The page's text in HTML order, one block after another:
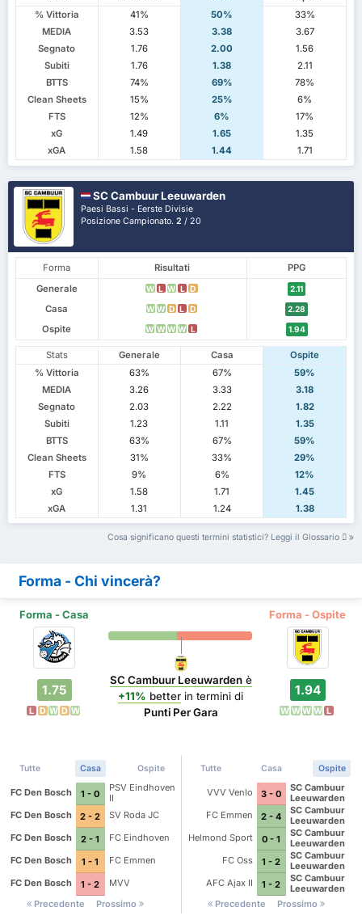
% Vittoria
41% 50%
33%
MEDIA
3.53 3.38
3.67
Segnato
1.76 2.00
1.56
Subiti
1.76 1.38
2.11
BTTS
74% 69%
78%
Clean Sheets
15% 25%
6%
FTS
12% 6%
17%
xG
1.49 1.65
1.35
xGA
1.58 1.44 1.71
SC Cambuur Leeuwarden
Paesi Bassi - Eerste Divisie
Posizione Campionato.2 / 20
Forma Risultati
PPG
Generale
W L W L D 2.11
Casa W W D L D 2.28
Ospite W W W W L 1.94
Stats Generale Casa
Ospite
% Vittoria
63% 67%
59%
MEDIA
3.26 3.33
3.18
Segnato
2.03 2.22
1.82
Subiti
1.23 1.11
1.35
BTTS
63% 67%
59%
Clean Sheets
31% 33%
29%
FTS
9% 6%
12%
xG
1.58 1.71
1.45
xGA
1.31 1.24 1.38
Cosa significano questi termini statistici? Leggi il Glossario
Forma - Chi vincerà?
Forma - Casa Forma - Ospite
1.75
L D W D W
SC Cambuur Leeuwardenè
+11% better in termini di
Punti Per Gara
1.94
W W W W L
Tutte Casa Ospite
FC Den Bosch 1 - 0
PSV Eindhoven
II
FC Den Bosch
2 - 2
SV Roda JC
FC Den Bosch
2 - 1
FC Eindhoven
FC Den Bosch
1 - 1
FC Emmen
FC Den Bosch
1 - 2
MVV
Precedente
Prossimo
Tutte Casa Ospite
VVV Venlo 3 - 0
SC Cambuur
Leeuwarden
FC Emmen
2 - 4
SC Cambuur
Leeuwarden
Helmond Sport
0 - 1
SC Cambuur
Leeuwarden
FC Oss
1 - 2
SC Cambuur
Leeuwarden
AFC Ajax II
1 - 2
SC Cambuur
Leeuwarden
Precedente
Prossimo